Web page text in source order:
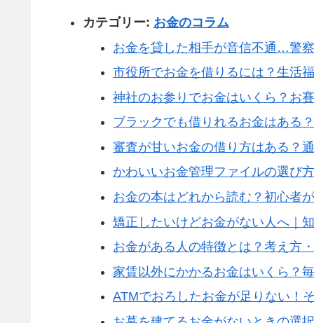
カテゴリー: お金のコラム
お金を貸した相手が音信不通…警
市役所でお金を借りるには？生活
神社のお参りでお金はいくら？お
ブラックでも借りれるお金はある
審査が甘いお金の借り方はある？
かわいいお金管理ファイルの選び
お金の本はどれから読む？初心者
矯正したいけどお金がない人へ｜
お金がある人の特徴とは？考え方
家賃以外にかかるお金はいくら？
ATMでおろしたお金が足りない！